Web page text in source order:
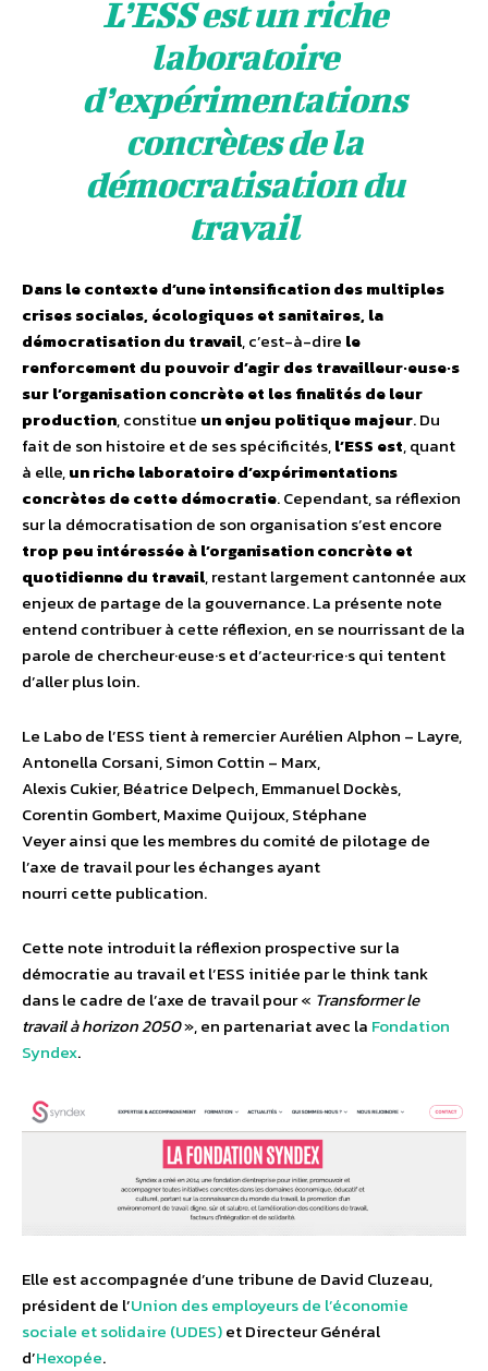
L’ESS est un riche
laboratoire
d’expérimentations
concrètes de la
démocratisation du
travail
Dans le contexte d’une intensification des multiples
crises sociales, écologiques et sanitaires, la
démocratisation du travail, c’est-à-dire le
renforcement du pouvoir d’agir des travailleur·euse·s
sur l’organisation concrète et les finalités de leur
production, constitue un enjeu politique majeur. Du
fait de son histoire et de ses spécificités,l’ESS est, quant
à elle,un riche laboratoire d’expérimentations
concrètes de cette démocratie. Cependant, sa réflexion
sur la démocratisation de son organisation s’est encore
trop peu intéressée à l’organisation concrète et
quotidienne du travail, restant largement cantonnée aux
enjeux de partage de la gouvernance. La présente note
entend contribuer à cette réflexion, en se nourrissant de la
parole de chercheur·euse·s et d’acteur·rice·s qui tentent
d’aller plus loin.
Le Labo de l’ESS tient à remercier Aurélien Alphon – Layre,
Antonella Corsani, Simon Cottin – Marx,
Alexis Cukier, Béatrice Delpech, Emmanuel Dockès,
Corentin Gombert, Maxime Quijoux, Stéphane
Veyer ainsi que les membres du comité de pilotage de
l’axe de travail pour les échanges ayant
nourri cette publication.
Cette note introduit la réflexion prospective sur la
démocratie au travail et l’ESS initiée par le think tank
dans le cadre de l’axe de travail pour « Transformer le
travail à horizon 2050», en partenariat avec la Fondation
Syndex.
Elle est accompagnée d’une tribune de David Cluzeau,
président de l’Union des employeurs de l’économie
sociale et solidaire (UDES)et Directeur Général
d’Hexopée.